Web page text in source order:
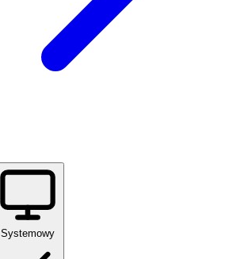
Systemowy